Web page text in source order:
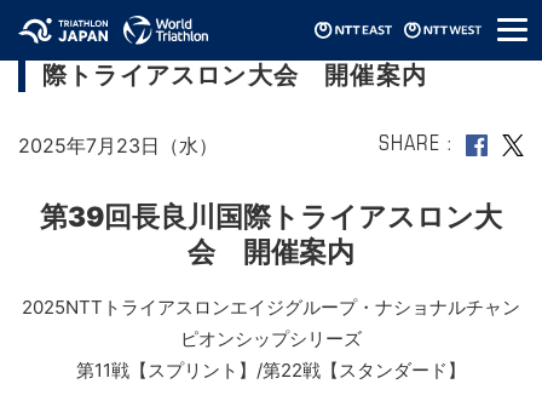
メ
ニ
【2025エイジNCS SP/SD】第39回長良川国
際トライアスロン大会 開催案内
2025年7月23日（水） SHARE
第39回長良川国際トライアスロン大
会 開催案内
2025NTTトライアスロンエイジグループ・ナショナルチャン
ピオンシップシリーズ
第11戦【スプリント】/第22戦【スタンダード】